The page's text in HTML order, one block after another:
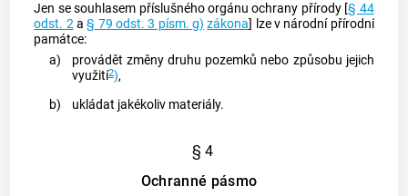
Jen se souhlasem příslušného orgánu ochrany přírody [§ 44
odst. 2a§ 79 odst. 3 písm. g) zákona] lze v národní přírodní
památce:
a)
provádět změny druhu pozemků nebo způsobu jejich
využití2),
b)
ukládat jakékoliv materiály.
§ 4
Ochranné pásmo